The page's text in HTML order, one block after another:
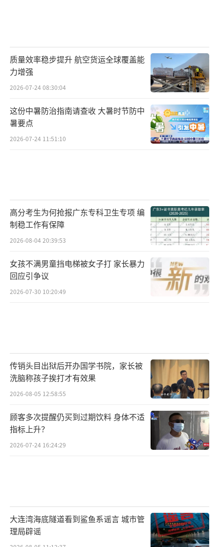
质量效率稳步提升 航空货运全球覆盖能
力增强
2026-07-24 08:30:04
这份中暑防治指南请查收 大暑时节防中
暑要点
2026-07-24 11:51:10
高分考生为何抢报广东专科卫生专项 编
制稳工作有保障
2026-08-04 20:39:53
女孩不满男童挡电梯被女子打 家长暴力
回应引争议
2026-07-30 10:20:49
传销头目出狱后开办国学书院，家长被
洗脑称孩子挨打才有效果
2026-08-05 12:58:55
顾客多次提醒仍买到过期饮料 身体不适
指标上升？
2026-07-24 16:24:29
大连湾海底隧道看到鲨鱼系谣言 城市管
理局辟谣